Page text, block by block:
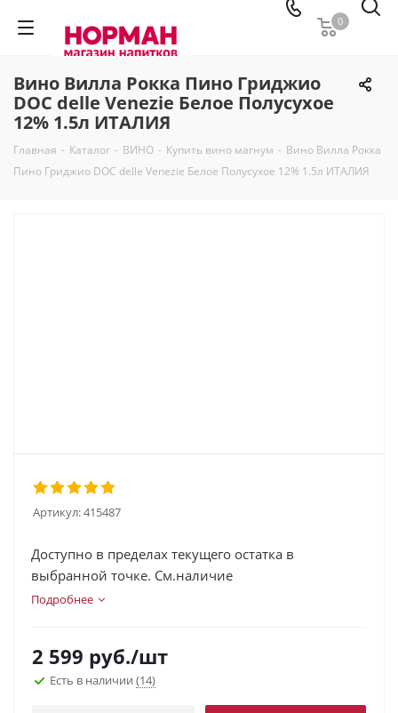
0
Вино Вилла Рокка Пино Гриджио
DOC delle Venezie Белое Полусухое
12% 1.5л ИТАЛИЯ
Главная - Каталог - ВИНО - Купить вино магнум - Вино Вилла Рокка
Пино Гриджио DOC delle Venezie Белое Полусухое 12% 1.5л ИТАЛИЯ
Артикул:415487
Доступно в пределах текущего остатка в
выбранной точке. См.наличие
Подробнее
2 599 руб./шт
Есть в наличии (14)